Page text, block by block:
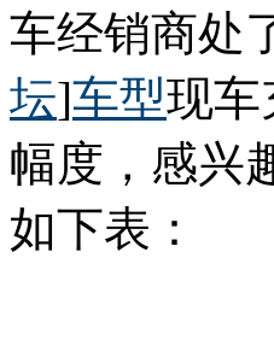
车经销商处
坛]车型现车
幅度，感兴
如下表：